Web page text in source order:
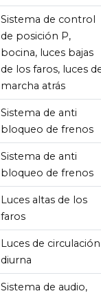
Sistema de control
de posición P,
bocina, luces bajas
de los faros, luces
marcha atrás
Sistema de anti
bloqueo de frenos
Sistema de anti
bloqueo de frenos
Luces altas de los
faros
Luces de circulación
diurna
Sistema de audio,